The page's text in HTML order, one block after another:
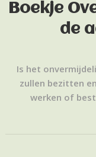
Boekje
de
Is het
zullen bezitten
werken of